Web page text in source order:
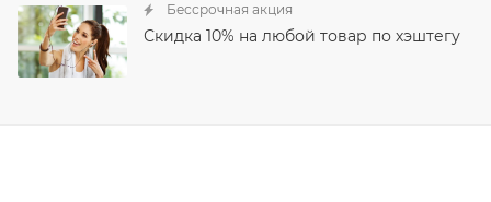
Бессрочная акция
Скидка 10% на любой товар по хэштегу